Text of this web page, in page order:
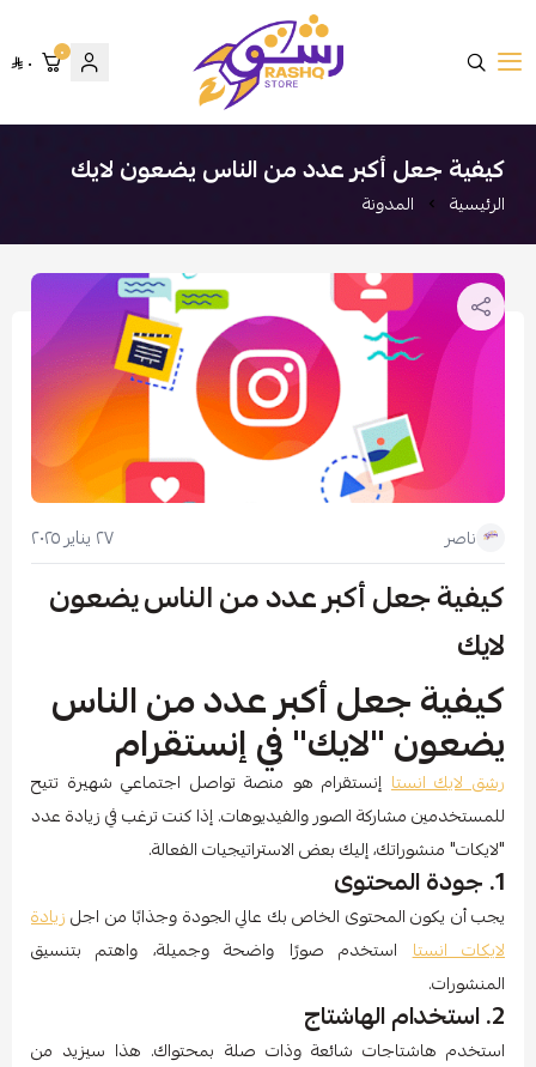
متجر رشق
٠ ٠
كيفية جعل أكبر عدد من الناس يضعون لايك
الرئيسية المدونة
ناصر ٢٧ يناير ٢٠٢٥
كيفية جعل أكبر عدد من الناس يضعون
لايك
كيفية جعل أكبر عدد من الناس
يضعون "لايك" في إنستقرام
رشق لايك انستا إنستقرام هو منصة تواصل اجتماعي شهيرة تتيح
للمستخدمين مشاركة الصور والفيديوهات. إذا كنت ترغب في زيادة عدد
"لايكات" منشوراتك، إليك بعض الاستراتيجيات الفعالة.
1. جودة المحتوى
يجب أن يكون المحتوى الخاص بك عالي الجودة وجذابًا من اجلزيادة
لايكات انستااستخدم صورًا واضحة وجميلة، واهتم بتنسيق
المنشورات.
2. استخدام الهاشتاج
استخدم هاشتاجات شائعة وذات صلة بمحتواك. هذا سيزيد من